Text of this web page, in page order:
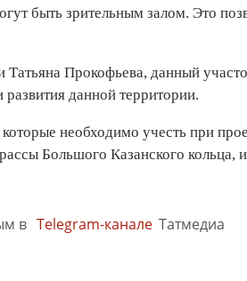
быть зрительным залом. Это
Татьяна Прокофьева, данный
данной территории.
необходимо учесть при
Большого Казанского кольца,
в Telegram-канале Татмедиа